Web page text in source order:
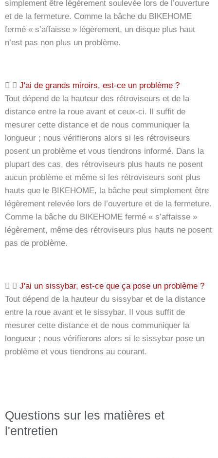
simplement être légèrement soulevée lors de l’ouverture
et de la fermeture. Comme la bâche du BIKEHOME
fermé « s’affaisse » légèrement, un disque plus haut
n’est pas non plus un problème.
J'ai de grands miroirs, est-ce un problème ?
Tout dépend de la hauteur des rétroviseurs et de la
distance entre la roue avant et ceux-ci. Il suffit de
mesurer cette distance et de nous communiquer la
longueur ; nous vérifierons alors si les rétroviseurs
posent un problème et vous tiendrons informé. Dans la
plupart des cas, des rétroviseurs plus hauts ne posent
aucun problème et même si les rétroviseurs sont plus
hauts que le BIKEHOME, la bâche peut simplement être
légèrement relevée lors de l’ouverture et de la fermeture.
Comme la bâche du BIKEHOME fermé « s’affaisse »
légèrement, même des rétroviseurs plus hauts ne posent
pas de problème.
J'ai un sissybar, est-ce que ça pose un problème ?
Tout dépend de la hauteur du sissybar et de la distance
entre la roue avant et le sissybar. Il vous suffit de
mesurer cette distance et de nous communiquer la
longueur ; nous vérifierons alors si le sissybar pose un
problème et vous tiendrons au courant.
Questions sur les matières et
l'entretien